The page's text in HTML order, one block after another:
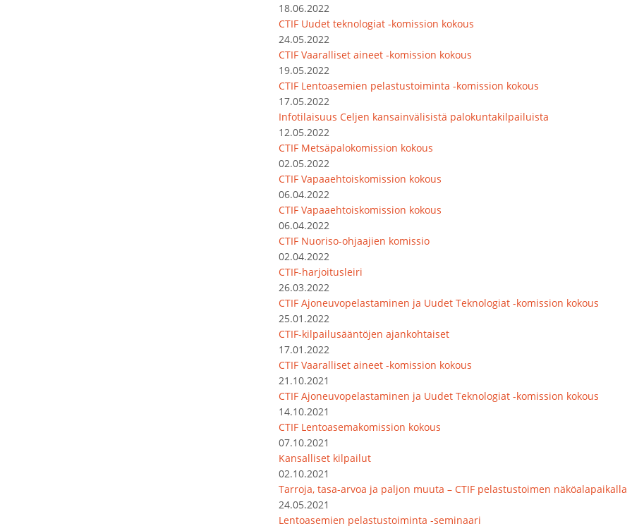
18.06.2022
CTIF Uudet teknologiat -komission kokous
24.05.2022
CTIF Vaaralliset aineet -komission kokous
19.05.2022
CTIF Lentoasemien pelastustoiminta -komission kokous
17.05.2022
Infotilaisuus Celjen kansainvälisistä palokuntakilpailuista
12.05.2022
CTIF Metsäpalokomission kokous
02.05.2022
CTIF Vapaaehtoiskomission kokous
06.04.2022
CTIF Vapaaehtoiskomission kokous
06.04.2022
CTIF Nuoriso-ohjaajien komissio
02.04.2022
CTIF-harjoitusleiri
26.03.2022
CTIF Ajoneuvopelastaminen ja Uudet Teknologiat -komission kokous
25.01.2022
CTIF-kilpailusääntöjen ajankohtaiset
17.01.2022
CTIF Vaaralliset aineet -komission kokous
21.10.2021
CTIF Ajoneuvopelastaminen ja Uudet Teknologiat -komission kokous
14.10.2021
CTIF Lentoasemakomission kokous
07.10.2021
Kansalliset kilpailut
02.10.2021
Tarroja, tasa-arvoa ja paljon muuta – CTIF pelastustoimen näköalapaikalla
24.05.2021
Lentoasemien pelastustoiminta -seminaari